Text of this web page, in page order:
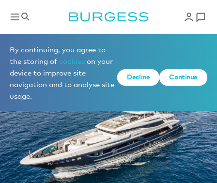
By continuing, you agree to
the storing of cookies on your
device to improve site
navigation and to analyse site
usage.
Decline Continue
Yachts à la location
1 de 24 photos